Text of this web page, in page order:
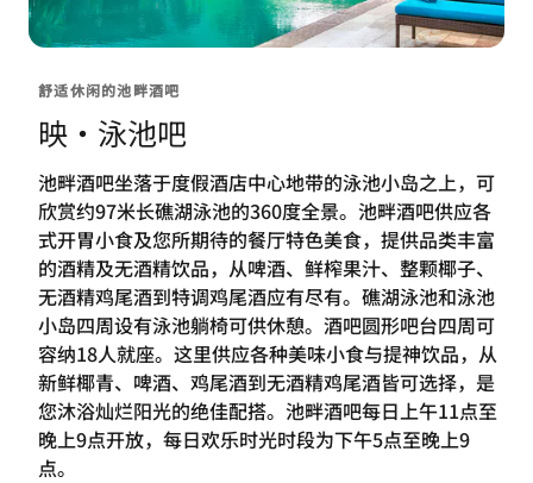
舒适休闲的池畔酒吧
映·泳池吧
池畔酒吧坐落于度假酒店中心地带的泳池小岛之上，可
欣赏约97米长礁湖泳池的360度全景。池畔酒吧供应各
式开胃小食及您所期待的餐厅特色美食，提供品类丰富
的酒精及无酒精饮品，从啤酒、鲜榨果汁、整颗椰子、
无酒精鸡尾酒到特调鸡尾酒应有尽有。礁湖泳池和泳池
小岛四周设有泳池躺椅可供休憩。酒吧圆形吧台四周可
容纳18人就座。这里供应各种美味小食与提神饮品，从
新鲜椰青、啤酒、鸡尾酒到无酒精鸡尾酒皆可选择，是
您沐浴灿烂阳光的绝佳配搭。池畔酒吧每日上午11点至
晚上9点开放，每日欢乐时光时段为下午5点至晚上9
点。